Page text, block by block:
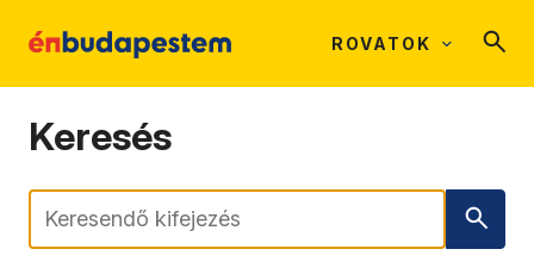
ROVATOK
Keresés
Keresés